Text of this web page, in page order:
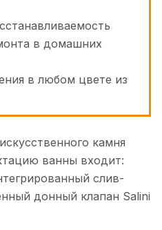
в домашних
в любом цвете из
камня
ванны входит:
слив-
донный клапан Salini